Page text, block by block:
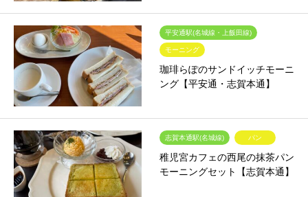
平安通駅(名城線・上飯田線)
モーニング
珈琲らぽのサンドイッチモーニ
ング【平安通・志賀本通】
志賀本通駅(名城線) パン
稚児宮カフェの西尾の抹茶パン
モーニングセット【志賀本通】